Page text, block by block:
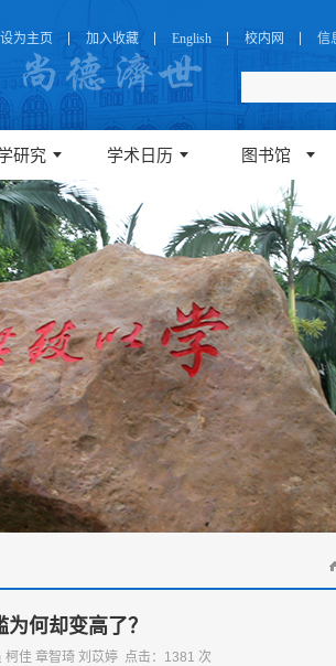
设为主页 加入收藏 English 校内网 信
研究 学术日历 图书馆
何却变高了？
佳 章智琦 刘苡婷 点击： 1381 次